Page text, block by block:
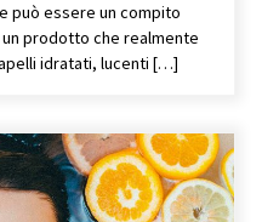
può essere un compito
prodotto che realmente
idratati, lucenti […]